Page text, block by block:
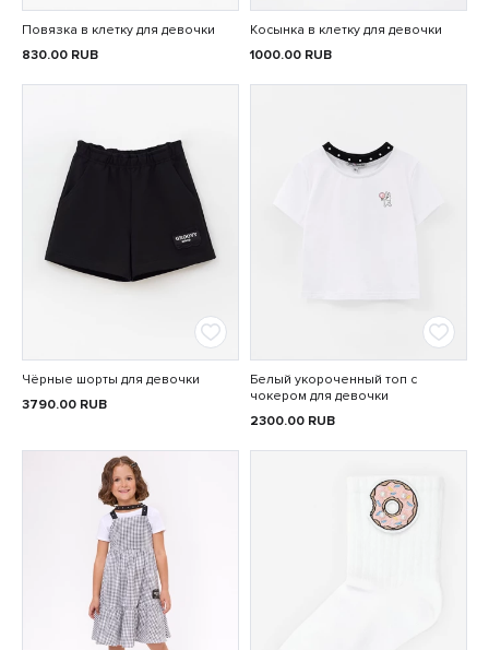
Повязка в клетку для девочки
830.00 RUB
Косынка в клетку для девочки
1000.00 RUB
Чёрные шорты для девочки
3790.00 RUB
Белый укороченный топ с
чокером для девочки
2300.00 RUB